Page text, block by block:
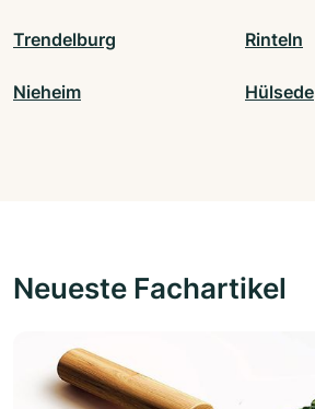
Trendelburg Rinteln
Nieheim Hülsede
Neueste Fachartikel